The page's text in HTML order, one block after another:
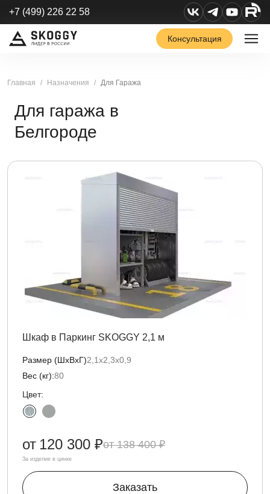
+7 (499) 226 22 58
Консультация
Главная Назначения Для Гаража
Для гаража в
Белгороде
Шкаф в Паркинг SKOGGY 2,1 м
Размер (ШхВхГ)2,1х2,3х0,9
Вес (кг):80
Цвет:
138 400 ₽
от 120 300 ₽
За изделие в цинке
Заказать